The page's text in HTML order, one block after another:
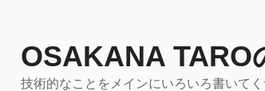
OSAKANA TARO
技術的なことをメインにいろいろ書いて